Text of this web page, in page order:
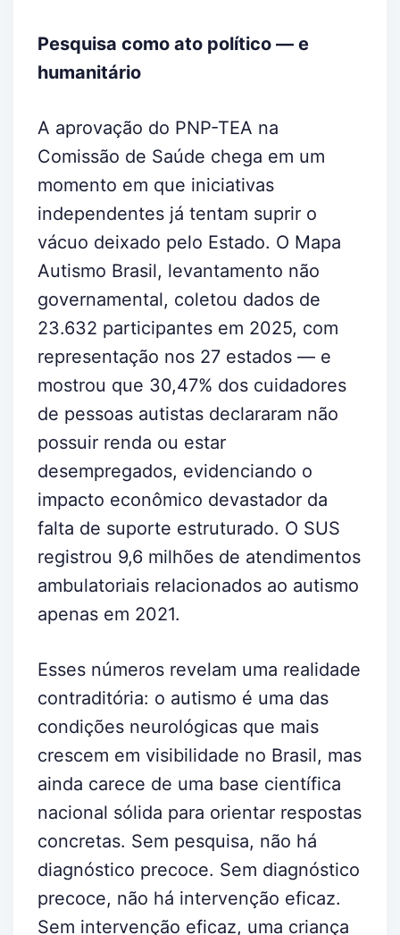
Pesquisa como ato político — e
humanitário
A aprovação do PNP-TEA na
Comissão de Saúde chega em um
momento em que iniciativas
independentes já tentam suprir o
vácuo deixado pelo Estado. O Mapa
Autismo Brasil, levantamento não
governamental, coletou dados de
23.632 participantes em 2025, com
representação nos 27 estados — e
mostrou que 30,47% dos cuidadores
de pessoas autistas declararam não
possuir renda ou estar
desempregados, evidenciando o
impacto econômico devastador da
falta de suporte estruturado. O SUS
registrou 9,6 milhões de atendimentos
ambulatoriais relacionados ao autismo
apenas em 2021.
Esses números revelam uma realidade
contraditória: o autismo é uma das
condições neurológicas que mais
crescem em visibilidade no Brasil, mas
ainda carece de uma base científica
nacional sólida para orientar respostas
concretas. Sem pesquisa, não há
diagnóstico precoce. Sem diagnóstico
precoce, não há intervenção eficaz.
Sem intervenção eficaz, uma criança